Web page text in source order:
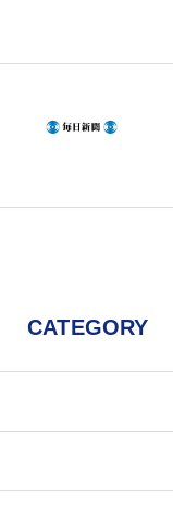
CATEGORY